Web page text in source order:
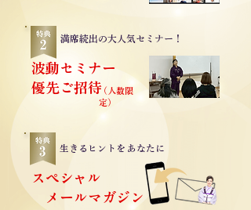
満席続出の大人気セミナー！
優先ご招待
波動セミナー
（人数限
定）
生きるヒントを
メールマガジン
スペシャル
あなたに